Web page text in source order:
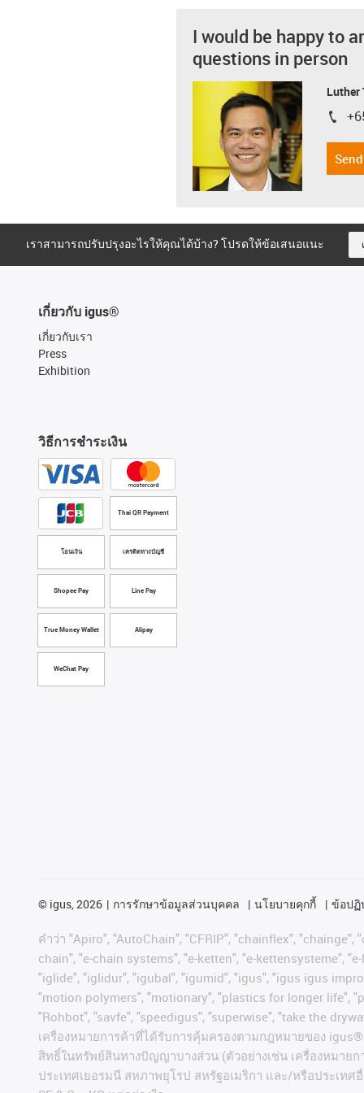
I would be happy to
questions in person
Luther
igus-
เราสามารถปรับปรุงอะไรให้คุณได้บ้าง? โปรดให้ข้อเสนอแนะ
เกี่ยวกับ igus®
เกี่ยวกับเรา
Press
Exhibition
วิธีการชำระเงิน
Thai QR Payment
โอนเงิน เครดิตทางบัญชี
Shopee Pay Line Pay
True Money Wallet Alipay
WeChat Pay
© igus, 2026 การรักษาข้อมูลส่วนบุคคล นโยบายคุกกี้ ข้อปฏิ
คําว่า "Apiro", "AutoChain", "CFRIP", "chainflex",
chain", "e-chain systems", "e-ketten", "e-kettensysteme",
"iglide", "iglidur", "igubal", "igumid", "igus", "igus igus
"motion polymers", "motionary", "plastics for longer life",
"Rohbot", "savfe", "speedigus", "superwise", "take the
เครื่องหมายการค้าที่ได้รับการคุ้มครองตามกฎหมายของ igus®
สิทธิ์ในทรัพย์สินทางปัญญาบางส่วน (ตัวอย่างเช่น เครื่องหมาย
ประเทศเยอรมนี สหภาพยุโรป สหรัฐอเมริกา และ/หรือประเทศ